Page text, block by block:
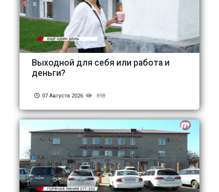
Выходной для себя или работа и
деньги?
07 Августа 2026 898